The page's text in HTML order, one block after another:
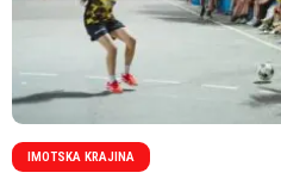
IMOTSKA KRAJINA